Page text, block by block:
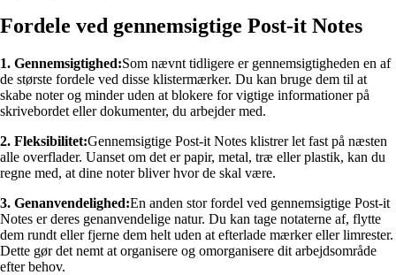
Fordele ved gennemsigtige Post-it Notes
1. Gennemsigtighed:Som nævnt tidligere er gennemsigtigheden en af
de største fordele ved disse klistermærker. Du kan bruge dem til at
skabe noter og minder uden at blokere for vigtige informationer på
skrivebordet eller dokumenter, du arbejder med.
2. Fleksibilitet:Gennemsigtige Post-it Notes klistrer let fast på næsten
alle overflader. Uanset om det er papir, metal, træ eller plastik, kan du
regne med, at dine noter bliver hvor de skal være.
3. Genanvendelighed:En anden stor fordel ved gennemsigtige Post-it
Notes er deres genanvendelige natur. Du kan tage notaterne af, flytte
dem rundt eller fjerne dem helt uden at efterlade mærker eller limrester.
Dette gør det nemt at organisere og omorganisere dit arbejdsområde
efter behov.